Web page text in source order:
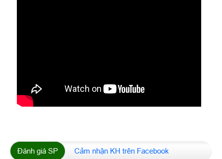
Đánh giá SP Cảm nhận KH trên Facebook